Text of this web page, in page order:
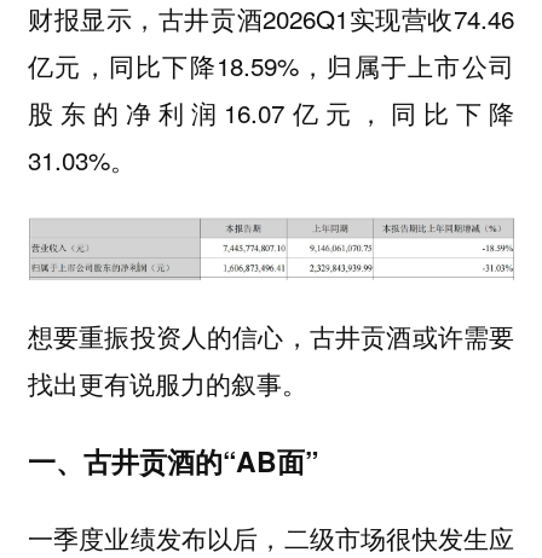
财报显示，古井贡酒2026Q1实现营收74.46
亿元，同比下降18.59%，归属于上市公司
股东的净利润16.07亿元，同比下降
31.03%。
想要重振投资人的信心，古井贡酒或许需要
找出更有说服力的叙事。
一、古井贡酒的“AB面”
一季度业绩发布以后，二级市场很快发生应